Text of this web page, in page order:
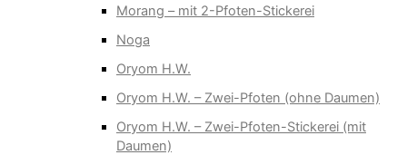
Morang – mit 2-Pfoten-Stickerei
Noga
Oryom H.W.
Oryom H.W. – Zwei-Pfoten (ohne Daumen)
Oryom H.W. – Zwei-Pfoten-Stickerei (mit
Daumen)